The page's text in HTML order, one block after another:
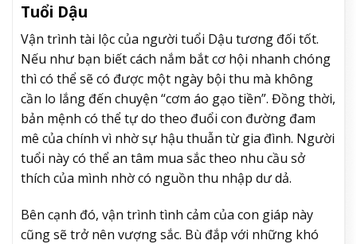
Tuổi Dậu
Vận trình tài lộc của người tuổi Dậu tương đối tốt.
Nếu như bạn biết cách nắm bắt cơ hội nhanh chóng
thì có thể sẽ có được một ngày bội thu mà không
cần lo lắng đến chuyện “cơm áo gạo tiền”. Đồng thời,
bản mệnh có thể tự do theo đuổi con đường đam
mê của chính vì nhờ sự hậu thuẫn từ gia đình. Người
tuổi này có thể an tâm mua sắc theo nhu cầu sở
thích của mình nhờ có nguồn thu nhập dư dả.
Bên cạnh đó, vận trình tình cảm của con giáp này
cũng sẽ trở nên vượng sắc. Bù đắp với những khó